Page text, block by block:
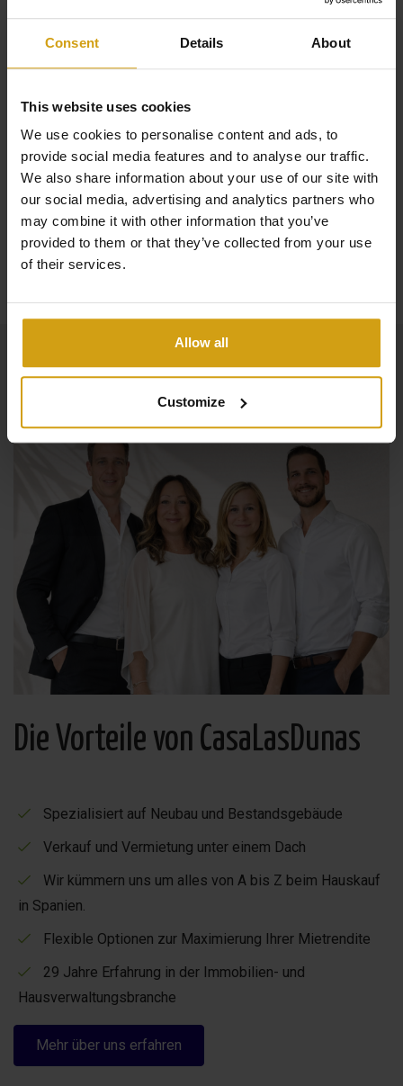
Consent Details About
This website uses cookies
We use cookies to personalise content and ads, to
provide social media features and to analyse our traffic.
We also share information about your use of our site with
our social media, advertising and analytics partners who
may combine it with other information that you’ve
provided to them or that they’ve collected from your use
of their services.
Allow all
Customize
Wohnzimmer mit Kamin, ein Esszimmer, 5 Schlafzimmer,
5 Bäder, eine voll ausgestattete Küche und mehrere
Grundstück: 62.000m2.
Die Vorteile von CasaLasDunas
Spezialisiert auf Neubau und Bestandsgebäude
Verkauf und Vermietung unter einem Dach
Wir kümmern uns um alles von A bis Z beim Hauskauf
in Spanien.
Flexible Optionen zur Maximierung Ihrer Mietrendite
29 Jahre Erfahrung in der Immobilien- und
Hausverwaltungsbranche
Mehr über uns erfahren